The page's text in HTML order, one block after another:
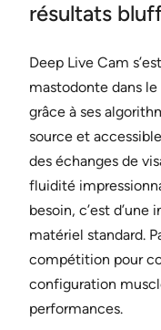
résultats
Deep Live Cam
mastodonte dans
grâce à ses
source et
des échanges de
fluidité
besoin, c’est d’une
matériel standard.
compétition pour
configuration
performances.